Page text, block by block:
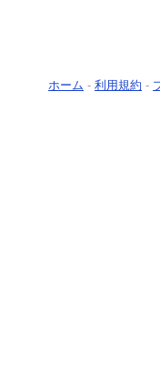
ホーム - 利用規約 -